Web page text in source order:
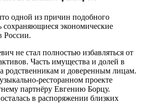
одной из причин подобного
сохраняющиеся экономические
России.
не стал полностью избавляться от
Часть имущества и долей в
родственникам и доверенным лицам.
ресторанном проекте
партнёру Евгению Борцу.
в распоряжении близких